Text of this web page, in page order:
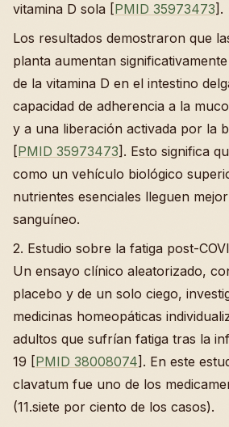
vitamina D sola [PMID 35973473].
Los resultados demostraron que
planta aumentan
de la vitamina D en el intestino
capacidad de adherencia a la
y a una liberación activada por la
[PMID 35973473]. Esto significa
como un vehículo biológico
nutrientes esenciales lleguen
sanguíneo.
2. Estudio sobre la fatiga post-
Un ensayo clínico aleatorizado,
placebo y de un solo ciego,
medicinas homeopáticas
adultos que sufrían fatiga tras la
19 [PMID 38008074]. En este
clavatum fue uno de los
(11.siete por ciento de los casos).